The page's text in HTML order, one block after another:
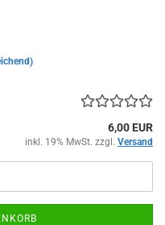
6,00 EUR
inkl. 19% MwSt. zzgl. Versand